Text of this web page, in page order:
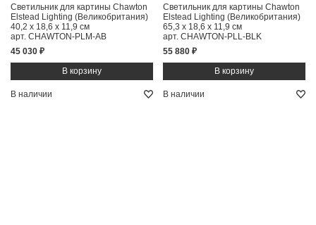
Светильник для картины Chawton
Elstead Lighting (Великобритания)
40,2 x 18,6 x 11,9 см
арт. CHAWTON-PLM-AB
45 030 ₽
Светильник для картины Chawton
Elstead Lighting (Великобритания)
65,3 x 18,6 x 11,9 см
арт. CHAWTON-PLL-BLK
55 880 ₽
В наличии В наличии